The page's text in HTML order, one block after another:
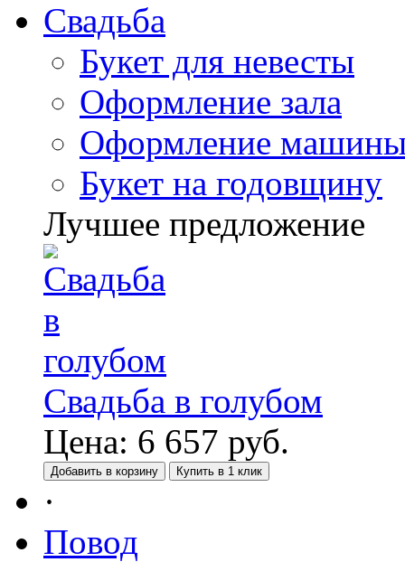
Свадьба
Букет для невесты
Оформление зала
Оформление
Букет на годовщину
Лучшее предложение
Свадьба в голубом
Цена: 6 657 руб.
Добавить в корзину Купить в 1 клик
·
Повод